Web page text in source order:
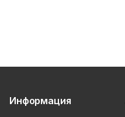
Информация